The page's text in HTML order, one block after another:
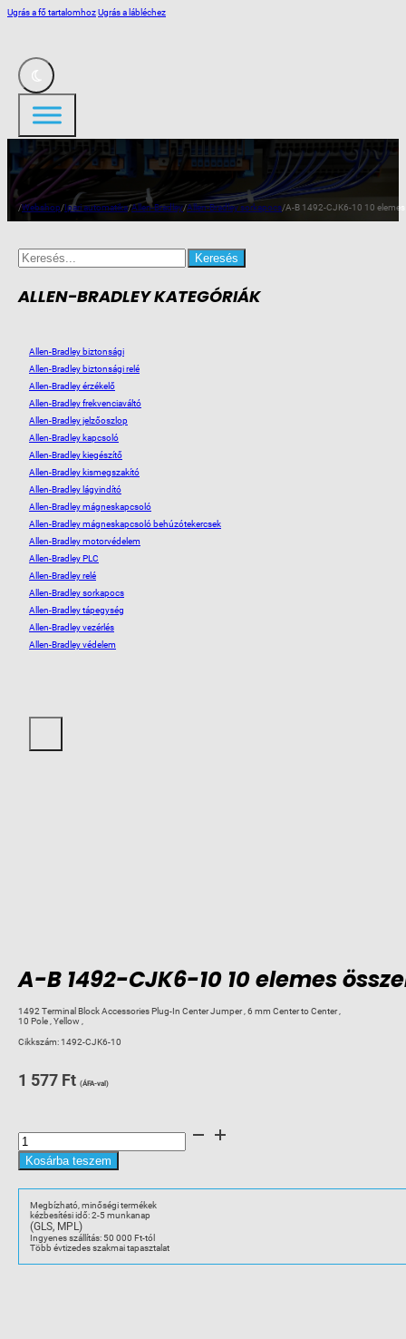
Ugrás a fő tartalomhozUgrás a lábléchez
/Webshop/Ipari automatika/Allen-Bradley/Allen-Bradley sorkapocs/A-B 1492-CJK6-10 10
Search
for:
ALLEN-BRADLEY KATEGÓRIÁK
Allen-Bradley biztonsági
Allen-Bradley biztonsági relé
Allen-Bradley érzékelő
Allen-Bradley frekvenciaváltó
Allen-Bradley jelzőoszlop
Allen-Bradley kapcsoló
Allen-Bradley kiegészítő
Allen-Bradley kismegszakító
Allen-Bradley lágyindító
Allen-Bradley mágneskapcsoló
Allen-Bradley mágneskapcsoló behúzótekercsek
Allen-Bradley motorvédelem
Allen-Bradley PLC
Allen-Bradley relé
Allen-Bradley sorkapocs
Allen-Bradley tápegység
Allen-Bradley vezérlés
Allen-Bradley védelem
A-B 1492-CJK6-10 10 elemes
1492 Terminal Block Accessories Plug-In Center Jumper , 6 mm Center to Center ,
10 Pole , Yellow ,
Cikkszám:1492-CJK6-10
1 577 Ft (ÁFA-val)
1492-
CJK6-
10
elemes
mennyiség
Kosárba teszem
Megbízható, minőségi termékek
kézbesítési idő: 2-5 munkanap
(GLS, MPL)
Ingyenes szállítás: 50 000 Ft-tól
Több évtizedes szakmai tapasztalat